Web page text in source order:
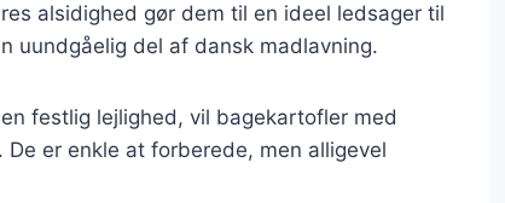
alsidighed gør dem til en ideel ledsager til
uundgåelig del af dansk madlavning.
festlig lejlighed, vil bagekartofler med
er enkle at forberede, men alligevel